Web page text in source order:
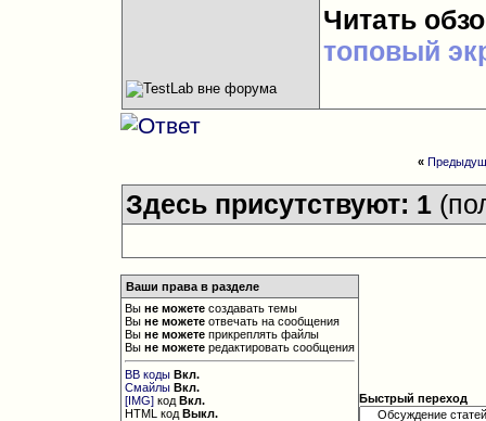
Читать
топовый
«
Здесь присутствуют: 1
Ваши права в разделе
Выне можете создавать темы
Выне можете отвечать на сообщения
Выне можете прикреплять файлы
Выне можете редактировать сообщения
BB коды Вкл.
Смайлы Вкл.
[IMG] кодВкл.
HTML кодВыкл.
Быстрый переход